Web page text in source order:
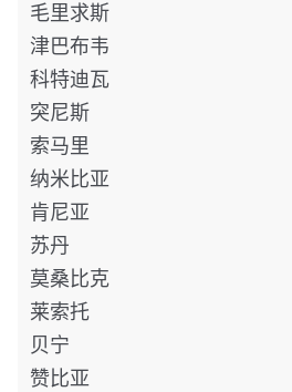
毛里求斯
津巴布韦
科特迪瓦
突尼斯
索马里
纳米比亚
肯尼亚
苏丹
莫桑比克
莱索托
贝宁
赞比亚